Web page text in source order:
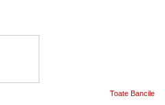
Toate Bancile